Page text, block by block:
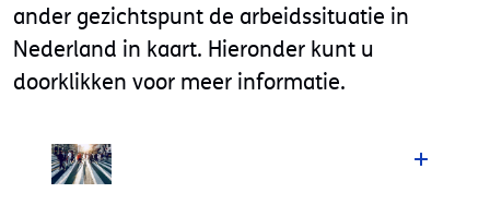
ander gezichtspunt de arbeidssituatie in
Nederland in kaart. Hieronder kunt u
doorklikken voor meer informatie.